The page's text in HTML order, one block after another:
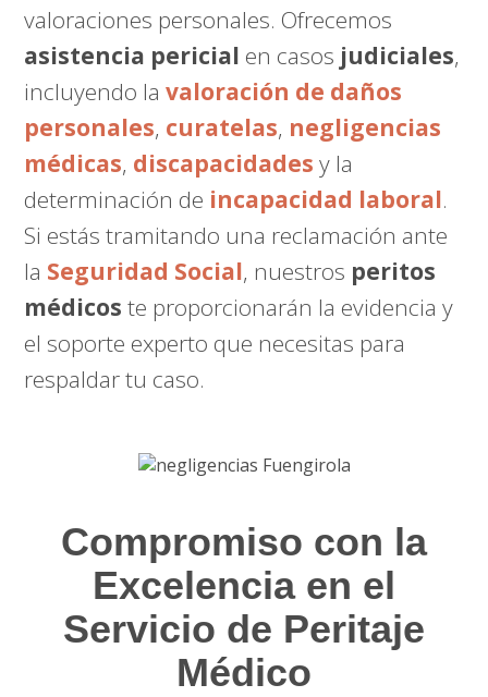
valoraciones personales. Ofrecemos
asistencia pericial en casos judiciales,
incluyendo lavaloración de daños
personales, curatelas, negligencias
médicas, discapacidades y la
determinación de incapacidad laboral.
Si estás tramitando una reclamación ante
la Seguridad Social, nuestros peritos
médicos te proporcionarán la evidencia y
el soporte experto que necesitas para
respaldar tu caso.
Compromiso con la
Excelencia en el
Servicio de Peritaje
Médico